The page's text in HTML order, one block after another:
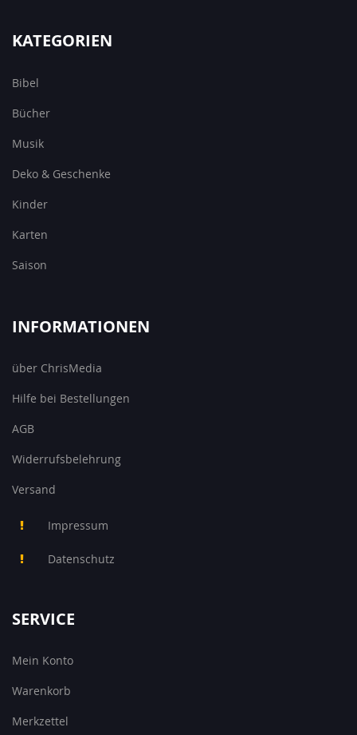
KATEGORIEN
Bibel
Bücher
Musik
Deko & Geschenke
Kinder
Karten
Saison
INFORMATIONEN
über ChrisMedia
Hilfe bei Bestellungen
AGB
Widerrufsbelehrung
Versand
Impressum
Datenschutz
SERVICE
Mein Konto
Warenkorb
Merkzettel